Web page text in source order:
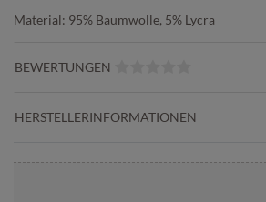
Material: 95% Baumwolle, 5% Lycra
BEWERTUNGEN
HERSTELLERINFORMATIONEN